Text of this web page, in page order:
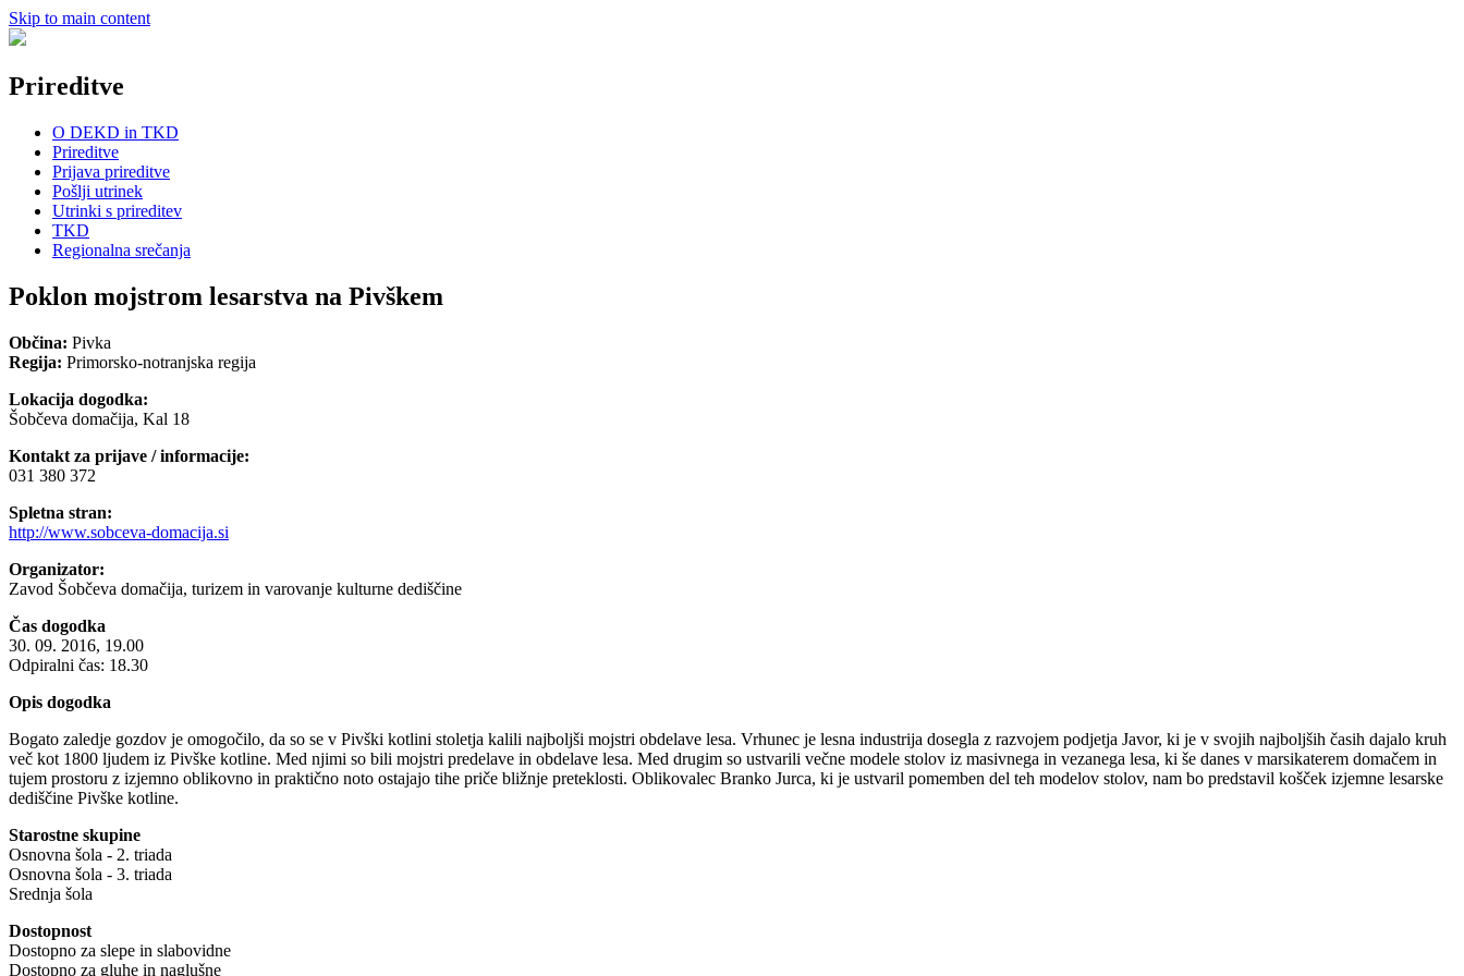
Skip to main content
Prireditve
O DEKD in TKD
Prireditve
Prijava prireditve
Pošlji utrinek
Utrinki s prireditev
TKD
Regionalna srečanja
Poklon mojstrom lesarstva na Pivškem
Občina: Pivka
Regija: Primorsko-notranjska regija
Lokacija dogodka:
Šobčeva domačija, Kal 18
Kontakt za prijave / informacije:
031 380 372
Spletna stran:
http://www.sobceva-domacija.si
Organizator:
Zavod Šobčeva domačija, turizem in varovanje kulturne dediščine
Čas dogodka
30. 09. 2016, 19.00
Odpiralni čas: 18.30
Opis dogodka
Bogato zaledje gozdov je omogočilo, da so se v Pivški kotlini stoletja kalili najboljši mojstri obdelave lesa. Vrhunec je lesna industrija dosegla z razvojem podjetja Javor, ki je v svojih najboljših časih dajalo kruh
več kot 1800 ljudem iz Pivške kotline. Med njimi so bili mojstri predelave in obdelave lesa. Med drugim so ustvarili večne modele stolov iz masivnega in vezanega lesa, ki še danes v marsikaterem domačem in
tujem prostoru z izjemno oblikovno in praktično noto ostajajo tihe priče bližnje preteklosti. Oblikovalec Branko Jurca, ki je ustvaril pomemben del teh modelov stolov, nam bo predstavil košček izjemne lesarske
dediščine Pivške kotline.
Starostne skupine
Osnovna šola - 2. triada
Osnovna šola - 3. triada
Srednja šola
Dostopnost
Dostopno za slepe in slabovidne
Dostopno za gluhe in naglušne